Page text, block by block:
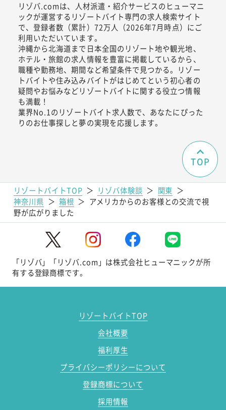
リゾバ.comは、人材派遣・紹介サービスのヒューマニ
ックが運営するリゾートバイト専門の求人検索サイト
で、登録者数（累計）72万人（2026年7月時点）にご
利用いただいています。
沖縄から北海道まで日本全国のリゾート地や観光地、
ホテル・旅館の求人情報を豊富に掲載しているから、
職種や勤務地、期間など希望条件で見つかる。リゾー
トバイトや住み込みバイトがはじめてという初心者の
疑問やお悩みなどリゾートバイトに関する役立つ情報
も満載！
業界No.1のリゾートバイト求人数で、あなたにぴった
りのお仕事探しと夢の実現を応援します。
リゾートバイトTOP ＞ リゾバ体験談 ＞ 関東 ＞
神奈川県 ＞ 箱根 ＞ アメリカからのお客様との交流で視
野が広がりました
TOP
「リゾバ」「リゾバ.com」は株式会社ヒューマニックが所
有する登録商標です。
リゾートバイトTOP
会社概要
福利厚生
プライバシーポリシーについて
登録商標について
採用情報